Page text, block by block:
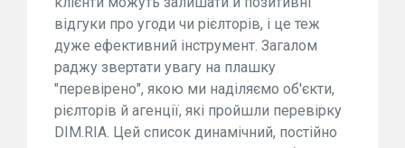
відгуки про угоди чи рієлторів, і це теж
дуже ефективний інструмент. Загалом
раджу звертати увагу на плашку
"перевірено", якою ми наділяємо об'єкти,
рієлторів й агенції, які пройшли перевірку
DIM.RIA. Цей список динамічний, постійно